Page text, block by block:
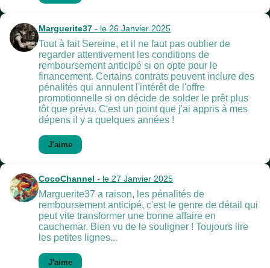
Marguerite37 - le 26 Janvier 2025
Tout à fait Sereine, et il ne faut pas oublier de
regarder attentivement les conditions de
remboursement anticipé si on opte pour le
financement. Certains contrats peuvent inclure des
pénalités qui annulent l'intérêt de l'offre
promotionnelle si on décide de solder le prêt plus
tôt que prévu. C'est un point que j'ai appris à mes
dépens il y a quelques années !
J'aime
CocoChannel - le 27 Janvier 2025
Marguerite37 a raison, les pénalités de
remboursement anticipé, c'est le genre de détail qui
peut vite transformer une bonne affaire en
cauchemar. Bien vu de le souligner ! Toujours lire
les petites lignes...
J'aime